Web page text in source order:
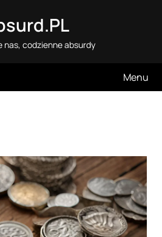
nas, codzienne absurdy
Menu